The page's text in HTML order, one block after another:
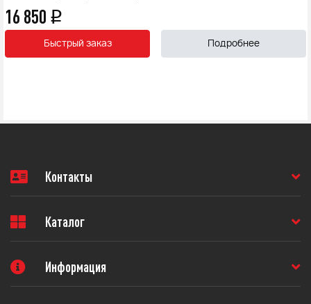
16 850 q
Быстрый заказ Подробнее
Контакты
Каталог
Информация